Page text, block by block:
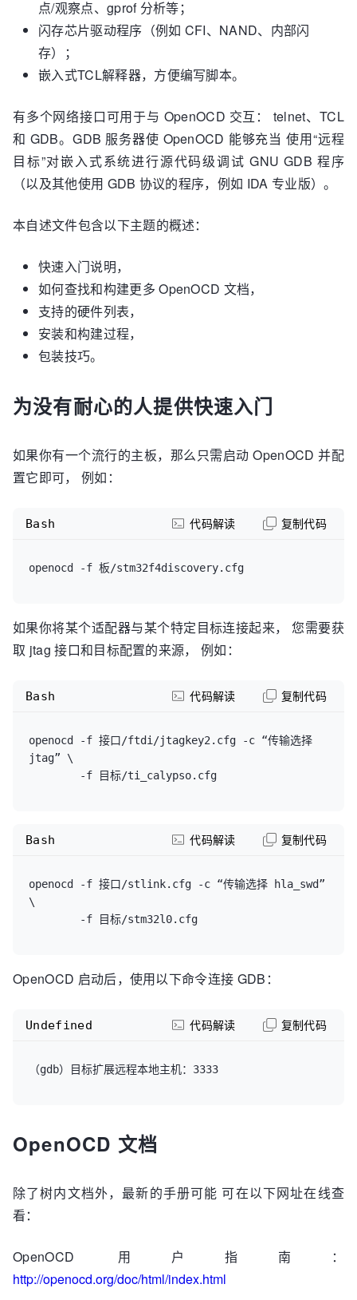
点/观察点、gprof 分析等；
闪存芯片驱动程序（例如 CFI、NAND、内部闪
存）；
嵌入式TCL解释器，方便编写脚本。
有多个网络接口可用于与 OpenOCD 交互： telnet、TCL
和 GDB。GDB 服务器使 OpenOCD 能够充当 使用“远程
目标”对嵌入式系统进行源代码级调试 GNU GDB 程序
（以及其他使用 GDB 协议的程序，例如 IDA 专业版）。
本自述文件包含以下主题的概述：
快速入门说明，
如何查找和构建更多 OpenOCD 文档，
支持的硬件列表，
安装和构建过程，
包装技巧。
为没有耐心的人提供快速入门
如果你有一个流行的主板，那么只需启动 OpenOCD 并配
置它即可， 例如：
Bash 代码解读 复制代码
如果你将某个适配器与某个特定目标连接起来， 您需要获
取 jtag 接口和目标配置的来源， 例如：
openocd -f 接口/ftdi/jtagkey2.cfg -c “传输选择
jtag” \
Bash 代码解读 复制代码
openocd -f 接口/stlink.cfg -c “传输选择 hla_swd”
\
Bash 代码解读 复制代码
OpenOCD 启动后，使用以下命令连接 GDB：
Undefined 代码解读 复制代码
OpenOCD 文档
除了树内文档外，最新的手册可能 可在以下网址在线查
看：
OpenOCD 用户指南：
http://openocd.org/doc/html/index.html